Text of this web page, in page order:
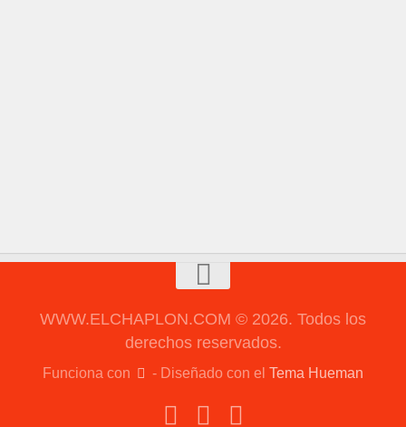
WWW.ELCHAPLON.COM © 2026. Todos los
derechos reservados.
Funciona con - Diseñado con el Tema Hueman